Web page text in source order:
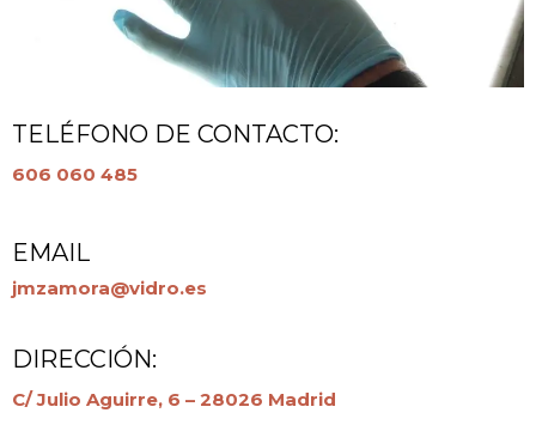
TELÉFONO DE CONTACTO:
606 060 485
EMAIL
jmzamora@vidro.es
DIRECCIÓN:
C/ Julio Aguirre, 6 – 28026 Madrid